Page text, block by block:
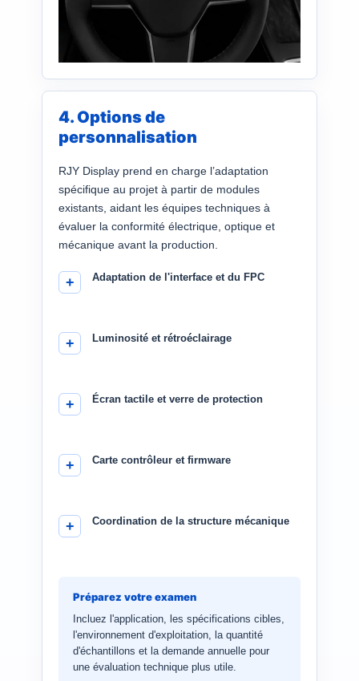
4. Options de
personnalisation
RJY Display prend en charge l’adaptation
spécifique au projet à partir de modules
existants, aidant les équipes techniques à
évaluer la conformité électrique, optique et
mécanique avant la production.
Adaptation de l'interface et du FPC
Luminosité et rétroéclairage
Écran tactile et verre de protection
Carte contrôleur et firmware
Coordination de la structure mécanique
Préparez votre examen
Incluez l'application, les spécifications cibles,
l'environnement d'exploitation, la quantité
d'échantillons et la demande annuelle pour
une évaluation technique plus utile.